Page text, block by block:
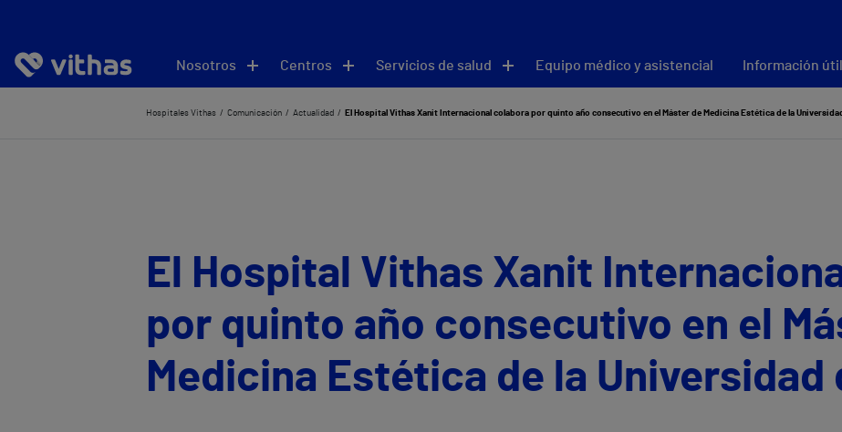
Nosotros Centros Servicios de salud Equipo médico y asistencial Información útil
Hospitales Vithas Comunicación Actualidad El Hospital Vithas Xanit Internacional colabora por quinto año consecutivo en el Máster de Medicina Estética de la
El Hospital Vithas Xanit
por quinto año consecutivo en el
Medicina Estética de la Universidad